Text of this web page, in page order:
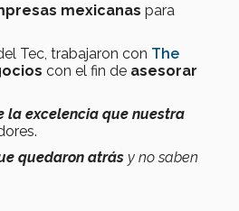
mexicanas para
Tec, trabajaron con The
con el fin de asesorar
la excelencia que nuestra
quedaron atrás y no saben